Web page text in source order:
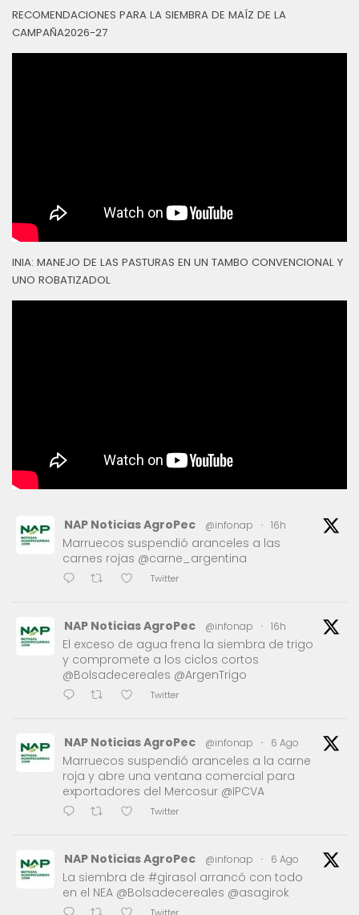
RECOMENDACIONES PARA LA SIEMBRA DE MAÍZ DE LA
CAMPAÑA2026-27
INIA: MANEJO DE LAS PASTURAS EN UN TAMBO CONVENCIONAL Y
UNO ROBATIZADOL
NAP Noticias AgroPec @infonap · 16h
Marruecos suspendió aranceles a las
carnes rojas @carne_argentina
Twitter
NAP Noticias AgroPec @infonap · 16h
El exceso de agua frena la siembra de trigo
y compromete a los ciclos cortos
@Bolsadecereales @ArgenTrigo
Twitter
NAP Noticias AgroPec @infonap · 6 Ago
Marruecos suspendió aranceles a la carne
roja y abre una ventana comercial para
exportadores del Mercosur @IPCVA
Twitter
NAP Noticias AgroPec @infonap · 6 Ago
La siembra de #girasol arrancó con todo
en el NEA @Bolsadecereales @asagirok
Twitter